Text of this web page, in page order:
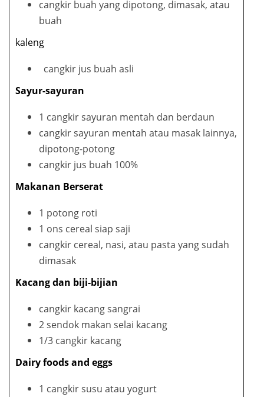
cangkir buah yang dipotong, dimasak, atau
buah
kaleng
cangkir jus buah asli
Sayur-sayuran
1 cangkir sayuran mentah dan berdaun
cangkir sayuran mentah atau masak lainnya,
dipotong-potong
cangkir jus buah 100%
Makanan Berserat
1 potong roti
1 ons cereal siap saji
cangkir cereal, nasi, atau pasta yang sudah
dimasak
Kacang dan biji-bijian
cangkir kacang sangrai
2 sendok makan selai kacang
1/3 cangkir kacang
Dairy foods and eggs
1 cangkir susu atau yogurt